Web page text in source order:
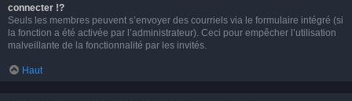
connecter !?
Seuls les membres peuvent s’envoyer des courriels via le formulaire intégré (si
la fonction a été activée par l’administrateur). Ceci pour empêcher l’utilisation
malveillante de la fonctionnalité par les invités.
Haut